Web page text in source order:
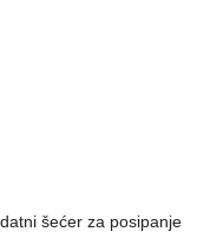
šećer za posipanje